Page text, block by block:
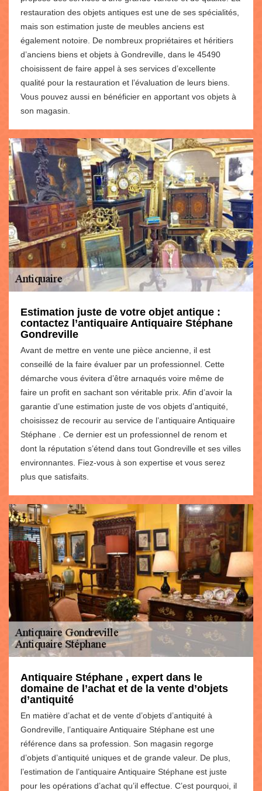
restauration des objets antiques est une de ses spécialités,
mais son estimation juste de meubles anciens est
également notoire. De nombreux propriétaires et héritiers
d’anciens biens et objets à Gondreville, dans le 45490
choisissent de faire appel à ses services d’excellente
qualité pour la restauration et l’évaluation de leurs biens.
Vous pouvez aussi en bénéficier en apportant vos objets à
son magasin.
Estimation juste de votre objet antique :
contactez l’antiquaire Antiquaire Stéphane
Gondreville
Avant de mettre en vente une pièce ancienne, il est
conseillé de la faire évaluer par un professionnel. Cette
démarche vous évitera d’être arnaqués voire même de
faire un profit en sachant son véritable prix. Afin d’avoir la
garantie d’une estimation juste de vos objets d’antiquité,
choisissez de recourir au service de l’antiquaire Antiquaire
Stéphane . Ce dernier est un professionnel de renom et
dont la réputation s’étend dans tout Gondreville et ses villes
environnantes. Fiez-vous à son expertise et vous serez
plus que satisfaits.
Antiquaire Stéphane , expert dans le
domaine de l’achat et de la vente d’objets
d’antiquité
En matière d’achat et de vente d’objets d’antiquité à
Gondreville, l’antiquaire Antiquaire Stéphane est une
référence dans sa profession. Son magasin regorge
d’objets d’antiquité uniques et de grande valeur. De plus,
l’estimation de l’antiquaire Antiquaire Stéphane est juste
pour les opérations d’achat qu’il effectue. C’est pourquoi, il